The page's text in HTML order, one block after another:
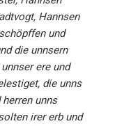
Hannsen
und
die unnsern
ere und
die unns
herren unns
irer erb und